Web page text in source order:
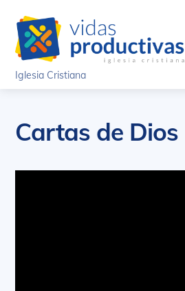
content
Iglesia Cristiana
Cartas de